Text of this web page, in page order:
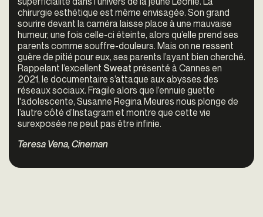
chirurgie esthétique est même envisagée. Son grand
sourire devant la caméra laisse place à une mauvaise
humeur, une fois celle-ci éteinte, alors qu’elle prend ses
parents comme souffre-douleurs. Mais on ne ressent
guère de pitié pour eux, ses parents l’ayant bien cherché.
Rappelant l’excellent Sweat présenté à Cannes en
2021, le documentaire s’attaque aux abysses des
réseaux sociaux. Fragile alors que l’ennuie guette
l'adolescente, Susanne Regina Meures nous plonge de
l’autre côté d’Instagram et montre que cette vie
surexposée ne peut pas être infinie.
Teresa Vena, Cineman